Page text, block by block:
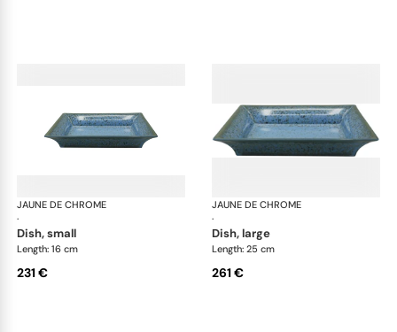
JAUNE DE CHROME
·
Nymphéa
dish, small
Length: 16 cm
231 €
JAUNE DE CHROME
·
dish, large
Length: 25 cm
261 €